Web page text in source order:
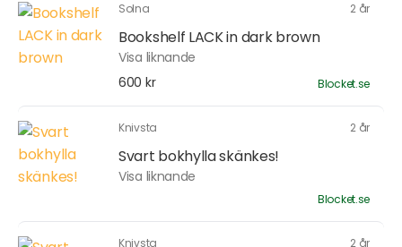
Solna 2 år
Bookshelf LACK in dark brown
Visa liknande
600 kr
Blocket.se
Knivsta 2 år
Svart bokhylla skänkes!
Visa liknande
Blocket.se
Knivsta 2 år